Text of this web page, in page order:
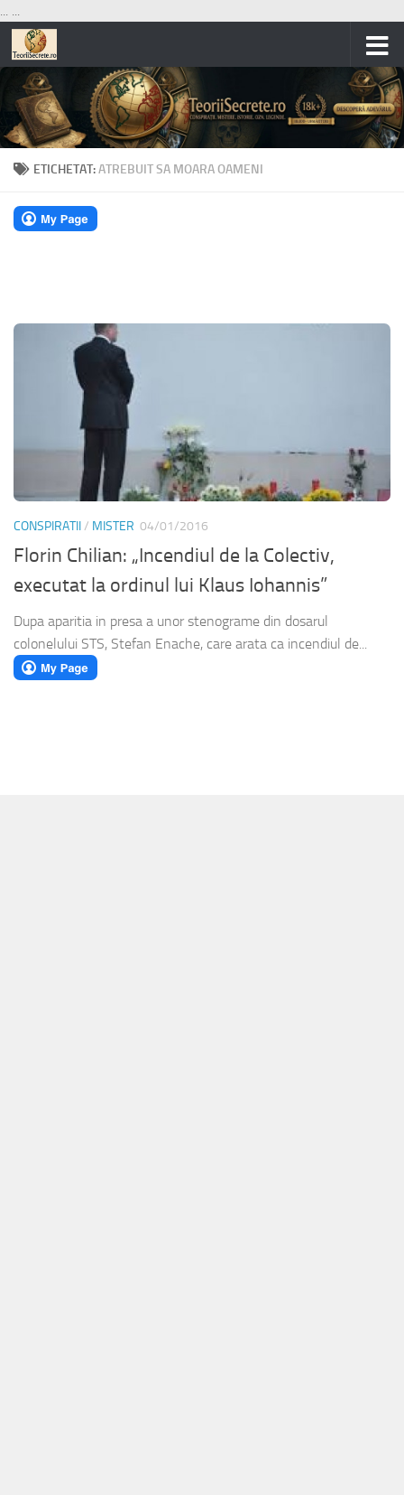
... ...
Skip to content
ETICHETAT:ATREBUIT SA MOARA OAMENI
CONSPIRATII/ MISTER 04/01/2016
Florin Chilian: „Incendiul de la Colectiv,
executat la ordinul lui Klaus Iohannis”
Dupa aparitia in presa a unor stenograme din dosarul
colonelului STS, Stefan Enache, care arata ca incendiul de...